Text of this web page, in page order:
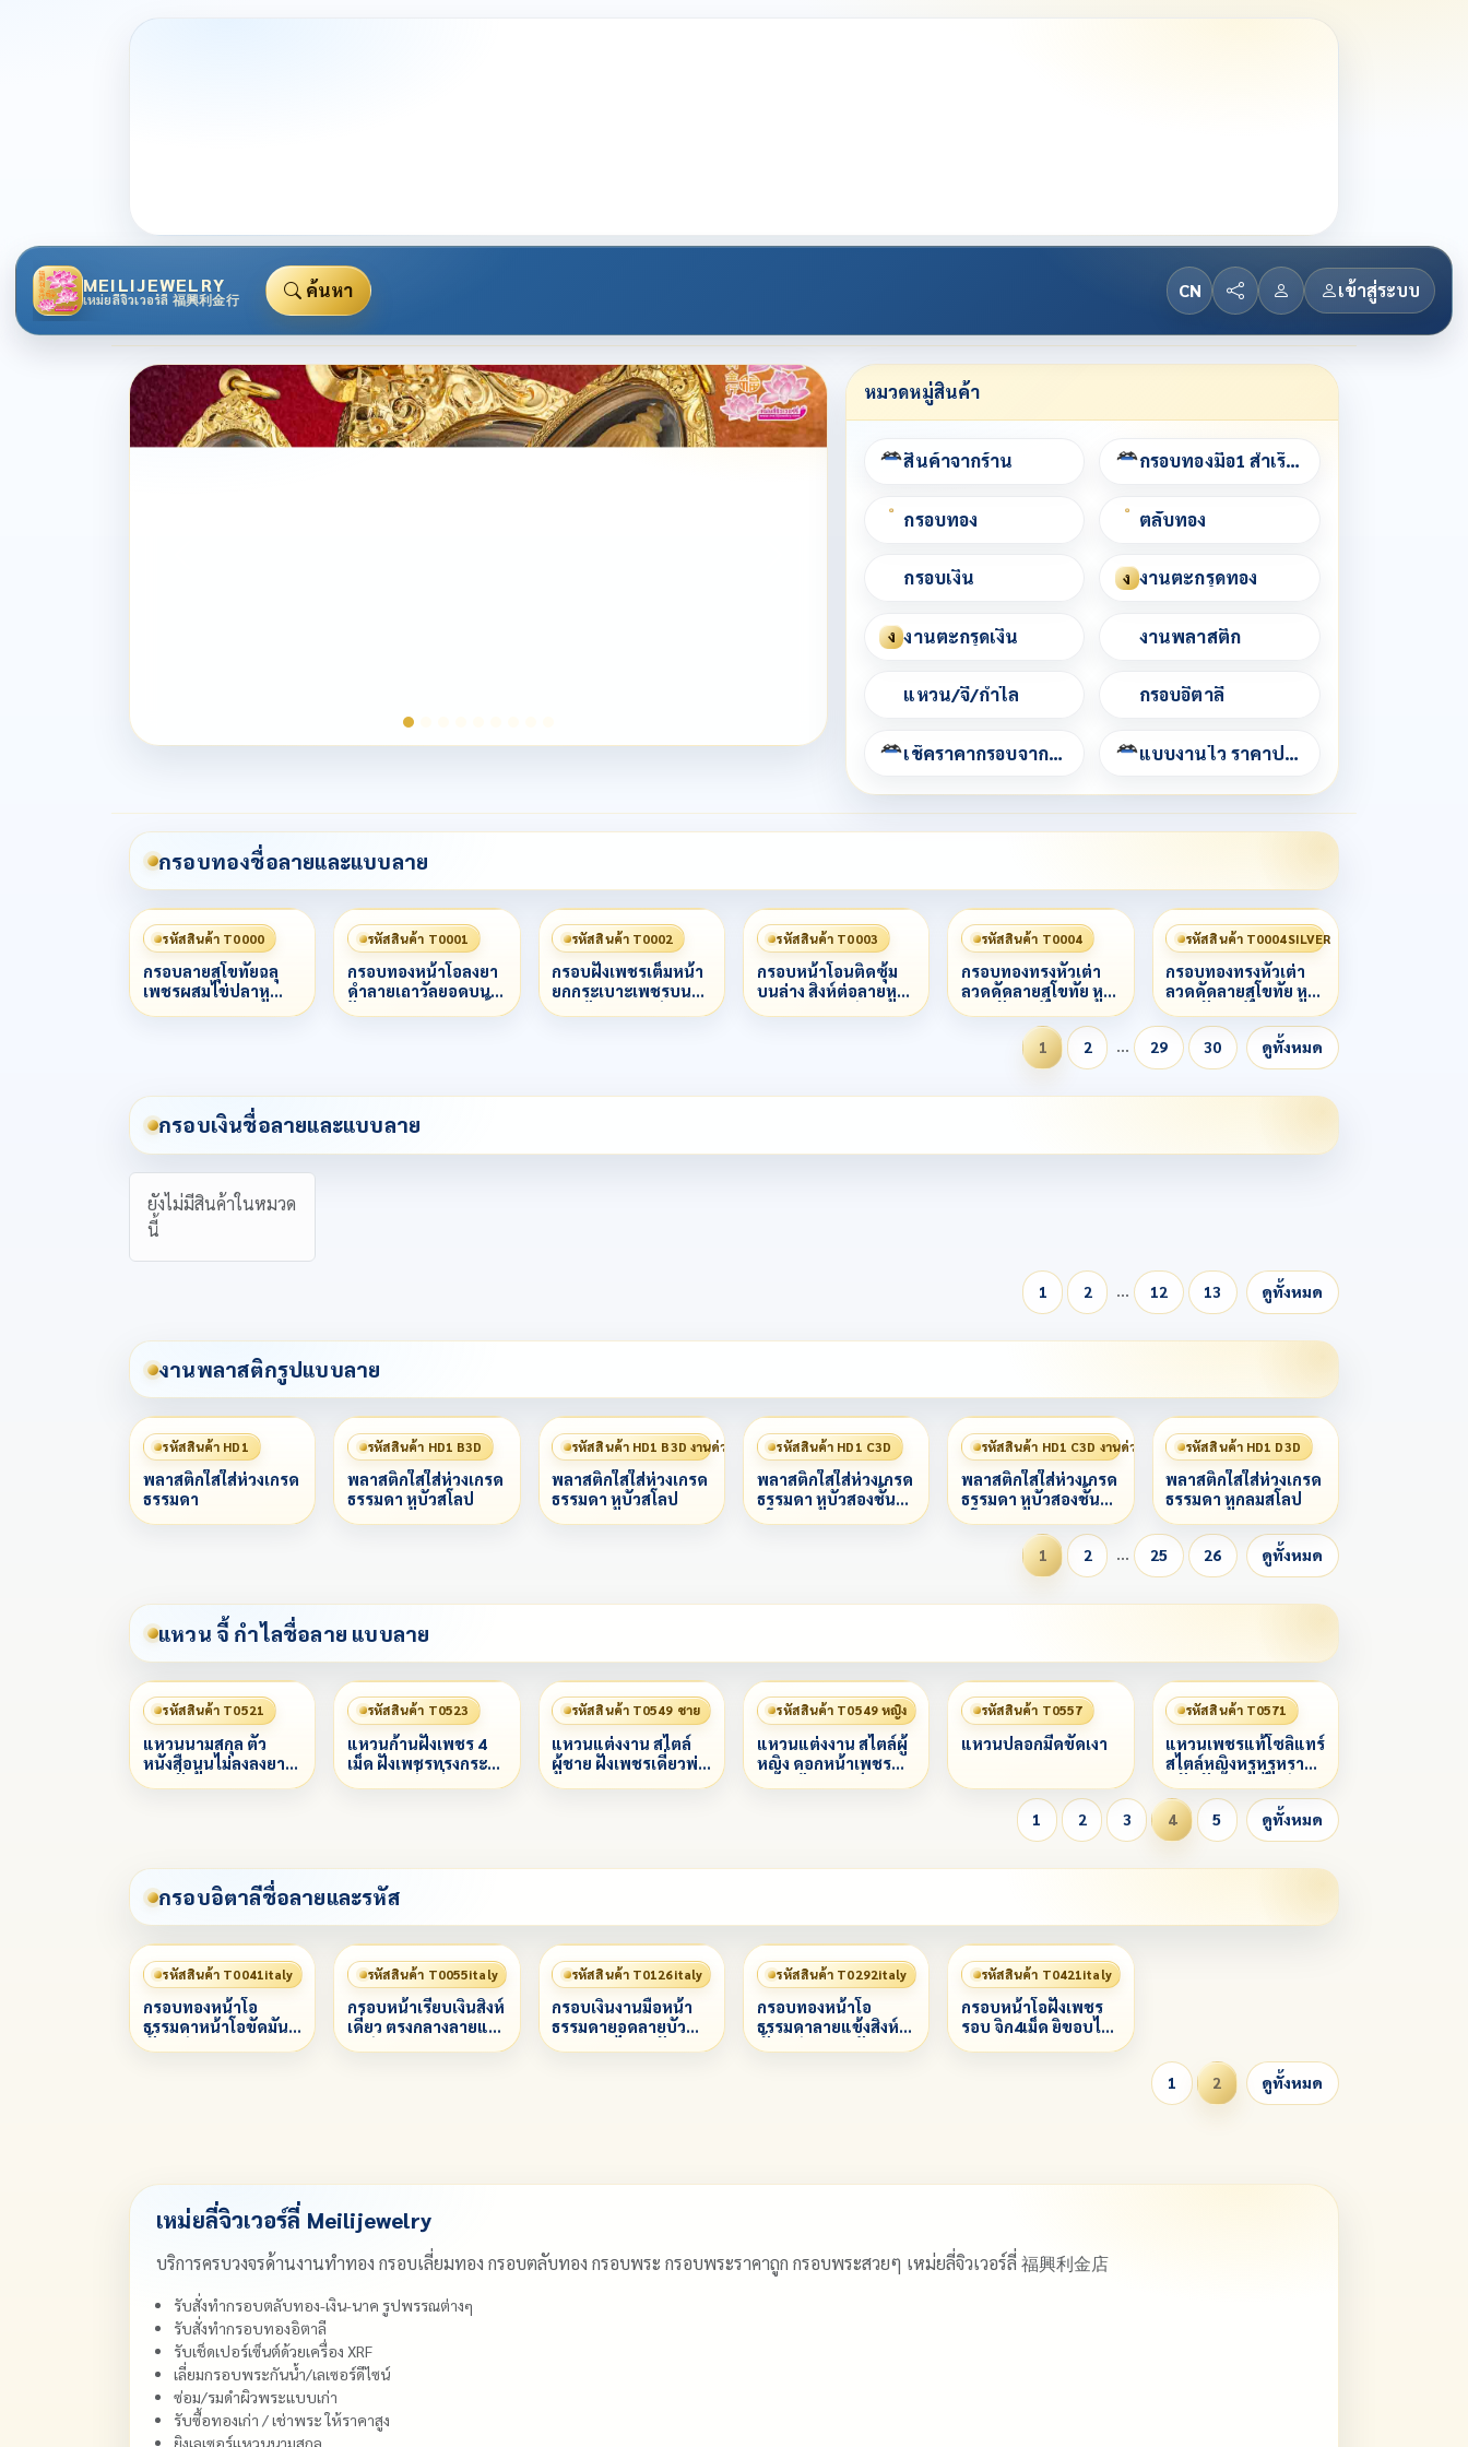
MEILIJEWELRY
เหม่ยลี่จิวเวอร์ลี่ 福興利金行 ค้นหา CN เข้าสู่ระบบ
หมวดหมู่สินค้า
สินค้าจากร้าน กรอบทองมือ1 สำเร็จรูป
กรอบทอง ตลับทอง
กรอบเงิน ง งานตะกรุดทอง
ง งานตะกรุดเงิน งานพลาสติก
แหวน/จี้/กำไล กรอบอิตาลี
เช็คราคากรอบจากชื่อพระ แบบงานไว ราคาประหยัด
กรอบทองชื่อลายและแบบลาย
รหัสสินค้า T0000
กรอบลายสุโขทัยฉลุ
เพชรผสมไข่ปลาหู
เพชรกระต่ายลวด
รหัสสินค้า T0001
กรอบทองหน้าโอลงยา
ดำลายเถาวัลยอดบน
ฝังเพชรCzทรงหยดน้ำ
รหัสสินค้า T0002
กรอบฝังเพชรเต็มหน้า
ยกกระเบาะเพชรบน
ล่าง ข้างลวดเกลียวสาม
รหัสสินค้า T0003
กรอบหน้าโอนติดซุ้ม
บนล่าง สิงห์ต่อลายหู
ติดลวด ตาสิงห์
รหัสสินค้า T0004
กรอบทองทรงหัวเต่า
ลวดดัดลายสุโขทัย หู
ลวด หัวเต่าฝังเพชร
ตรงกลางยกกนฝระ
เบาะฝันเพชร
รหัสสินค้า T0004SILVER
กรอบทองทรงหัวเต่า
ลวดดัดลายสุโขทัย หู
ลวด หัวเต่าฝังเพชร
ตรงกลางยกกนฝระ
เบาะฝันเพชร
1 2 … 29 30 ดูทั้งหมด
กรอบเงินชื่อลายและแบบลาย
ยังไม่มีสินค้าในหมวด
นี้
1 2 … 12 13 ดูทั้งหมด
งานพลาสติกรูปแบบลาย
รหัสสินค้า HD1
พลาสติกใสใส่ห่วงเกรด
ธรรมดา
รหัสสินค้า HD1 B3D
พลาสติกใสใส่ห่วงเกรด
ธรรมดา หูบัวสโลป
รหัสสินค้า HD1 B3D งานด่วน 赶工
พลาสติกใสใส่ห่วงเกรด
ธรรมดา หูบัวสโลป
รหัสสินค้า HD1 C3D
พลาสติกใสใส่ห่วงเกรด
ธรรมดา หูบัวสองชั้น
สโลป
รหัสสินค้า HD1 C3D งานด่วน 赶工
พลาสติกใสใส่ห่วงเกรด
ธรรมดา หูบัวสองชั้น
สโลป
รหัสสินค้า HD1 D3D
พลาสติกใสใส่ห่วงเกรด
ธรรมดา หูกลมสโลป
1 2 … 25 26 ดูทั้งหมด
แหวน จี้ กำไลชื่อลาย แบบลาย
รหัสสินค้า T0521
แหวนนามสกุล ตัว
หนังสือนูนไม่ลงลงยา
ตามสั่ง ฝังเพชรรอบ
รหัสสินค้า T0523
แหวนก้านฝังเพชร 4
เม็ด ฝังเพชรทรงกระ
เบาะทรงสี่เหลี่ยม
รหัสสินค้า T0549 ชาย
แหวนแต่งงาน สไตล์
ผู้ชาย ฝังเพชรเดี่ยวพ่น
ทราย
รหัสสินค้า T0549 หญิง
แหวนแต่งงาน สไตล์ผู้
หญิง ดอกหน้าเพชร
7เม็ด ข้างละ5เม็ด
รหัสสินค้า T0557
แหวนปลอกมีดขัดเงา
รหัสสินค้า T0571
แหวนเพชรแท้โซลิแทร์
สไตล์หญิงหรูหรูหรา
ขวัญวันวาเลนไทน์
เครื่องประดับ แหวน
แต่งงาน งานเลี้ยง
1 2 3 4 5 ดูทั้งหมด
กรอบอิตาลีชื่อลายและรหัส
รหัสสินค้า T0041italy
กรอบทองหน้าโอ
ธรรมดาหน้าโอขัดมัน
ทั้งองค์
รหัสสินค้า T0055italy
กรอบหน้าเรียบเงินสิงห์
เดี่ยว ตรงกลางลายแข้ง
สิงห์ ล่างแกะลาย
รหัสสินค้า T0126italy
กรอบเงินงานมือหน้า
ธรรมดายอดลายบัว
กลางลายไทยสลับลาย
รหัสสินค้า T0292italy
กรอบทองหน้าโอ
ธรรมดาลายแข้งสิงห์
ทั้งองค์ยอดบนฝังเพชร
รหัสสินค้า T0421italy
กรอบหน้าโอฝังเพชร
รอบ จิก4เม็ด ยิขอบไม่
ชุบทองคำขาว
1
2 ดูทั้งหมด
เหม่ยลี่จิวเวอร์ลี่ Meilijewelry
บริการครบวงจรด้านงานทำทอง กรอบเลี่ยมทอง กรอบตลับทอง กรอบพระ กรอบพระราคาถูก กรอบพระสวยๆ เหม่ยลี่จิวเวอร์ลี่ 福興利金店
รับสั่งทำกรอบตลับทอง-เงิน-นาค รูปพรรณต่างๆ
รับสั่งทำกรอบทองอิตาลี
รับเช็ดเปอร์เซ็นต์ด้วยเครื่อง XRF
เลี่ยมกรอบพระกันน้ำ/เลเซอร์ดีไซน์
ซ่อม/รมดำผิวพระแบบเก่า
รับซื้อทองเก่า / เช่าพระ ให้ราคาสูง
ยิงเลเซอร์แหวนนามสกุล